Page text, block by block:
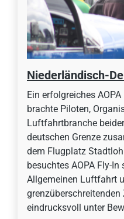
Niederländisch-
Ein erfolgreiches
brachte Piloten,
Luftfahrtbranche
deutschen Grenze
dem Flugplatz
besuchtes AOPA Fly-
Allgemeinen Luftfahrt
eindrucksvoll unter